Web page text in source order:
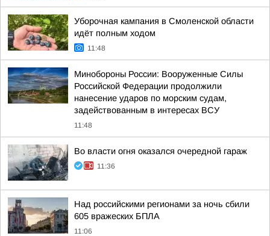
Уборочная кампания в Смоленской области
идёт полным ходом
11:48
Минобороны России: Вооруженные Силы
Российской Федерации продолжили
нанесение ударов по морским судам,
задействованным в интересах ВСУ
11:48
Во власти огня оказался очередной гараж
11:36
Над российскими регионами за ночь сбили
605 вражеских БПЛА
11:06